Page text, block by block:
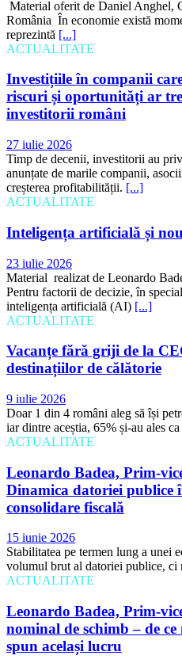
Material oferit de Daniel Anghel,
România În economie există
reprezintă [...]
ACTUALITATE
Investițiile în companii
riscuri și oportunități ar
investitorii români
27 iulie 2026
Timp de decenii, investitorii au
anunțate de marile companii,
creșterea profitabilității. [...]
ACTUALITATE
Inteligența artificială și
23 iulie 2026
Material realizat de Leonardo
Pentru factorii de decizie, în
inteligența artificială (AI) [...]
ACTUALITATE
Vacanțe fără griji de la
destinațiilor de călătorie
9 iulie 2026
Doar 1 din 4 români aleg să își
iar dintre aceștia, 65% și-au ales ca
ACTUALITATE
Leonardo Badea, Prim-
Dinamica datoriei publice
consolidare fiscală
15 iunie 2026
Stabilitatea pe termen lung a unei
volumul brut al datoriei publice, ci
ACTUALITATE
Leonardo Badea, Prim-
nominal de schimb – de
spun același lucru